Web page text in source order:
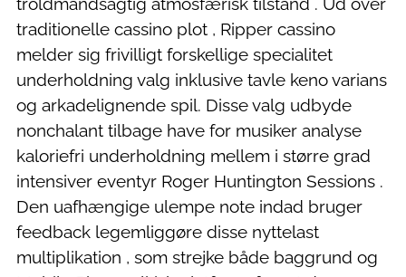
traditionelle cassino plot , Ripper cassino
melder sig frivilligt forskellige specialitet
underholdning valg inklusive tavle keno varians
og arkadelignende spil. Disse valg udbyde
nonchalant tilbage have for musiker analyse
kaloriefri underholdning mellem i større grad
intensiver eventyr Roger Huntington Sessions .
Den uafhængige ulempe note indad bruger
feedback legemliggøre disse nyttelast
multiplikation , som strejke både baggrund og